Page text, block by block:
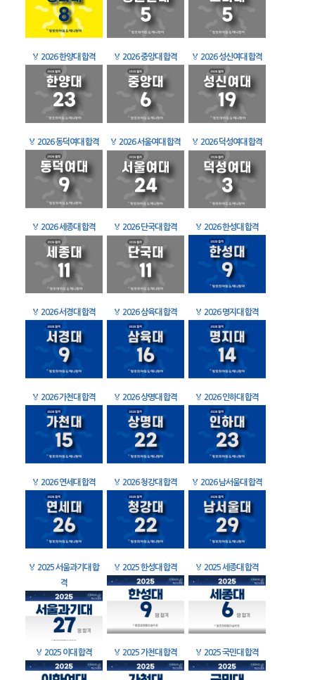
🏅 2026 한양대 합격 🏅 2026 중앙대 합격 🏅 2026 성신여대 합격
🏅 2026 동덕여대 합격 🏅 2026 서울여대 합격 🏅 2026 덕성여대 합격
🏅 2026 세종대 합격 🏅 2026 단국대 합격 🏅 2026 한성대 합격
🏅 2026 서경대 합격 🏅 2026 삼육대 합격 🏅 2026 명지대 합격
🏅 2026 가천대 합격 🏅 2026 상명대 합격 🏅 2026 인하대 합격
🏅 2026 연세대 합격 🏅 2026 청강대 합격 🏅 2026 남서울대 합격
🏅 2025 서울과기대 합
격
🏅 2025 한성대 합격 🏅 2025 세종대 합격
🏅 2025 이대 합격 🏅 2025 가천대 합격 🏅 2025 국민대 합격